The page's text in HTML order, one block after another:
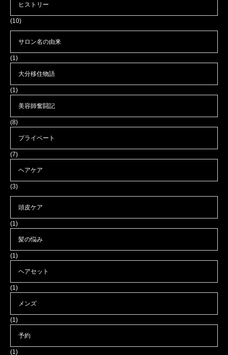
ヒストリー
(10)
サロン名の由来
(1)
大分移住物語
(1)
美容師奮闘記
(8)
プライベート
(7)
ヘアケア
(3)
頭皮ケア
(1)
髪の悩み
(1)
ヘアセット
(1)
メンズ
(1)
予約
(1)